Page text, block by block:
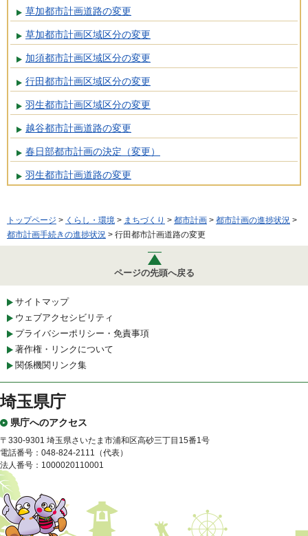
草加都市計画道路の変更
草加都市計画区域区分の変更
加須都市計画区域区分の変更
行田都市計画区域区分の変更
羽生都市計画区域区分の変更
越谷都市計画道路の変更
春日部都市計画の決定（変更）
羽生都市計画道路の変更
トップページ > くらし・環境 > まちづくり > 都市計画 > 都市計画の進捗状況 >
都市計画手続きの進捗状況 > 行田都市計画道路の変更
ページの先頭へ戻る
サイトマップ
ウェブアクセシビリティ
プライバシーポリシー・免責事項
著作権・リンクについて
関係機関リンク集
埼玉県庁
県庁へのアクセス
〒330-9301 埼玉県さいたま市浦和区高砂三丁目15番1号
電話番号：048-824-2111（代表）
法人番号：1000020110001